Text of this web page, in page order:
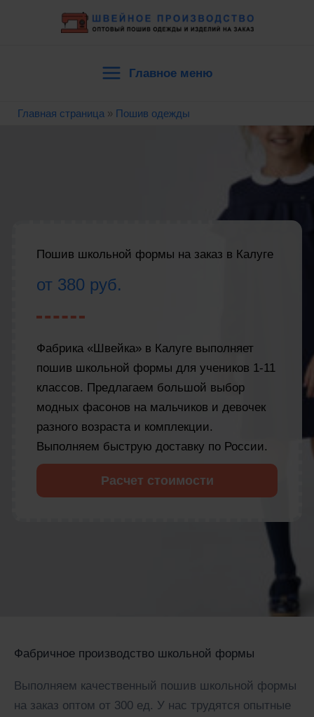
Menu
Главное меню
Главная страница » Пошив одежды
Пошив школьной формы на заказ в Калуге
от 380 руб.
Фабрика «Швейка» в Калуге выполняет
пошив школьной формы для учеников 1-11
классов. Предлагаем большой выбор
модных фасонов на мальчиков и девочек
разного возраста и комплекции.
Выполняем быструю доставку по России.
Расчет стоимости
Фабричное производство школьной формы
Выполняем качественный пошив школьной формы
на заказ оптом от 300 ед. У нас трудятся опытные